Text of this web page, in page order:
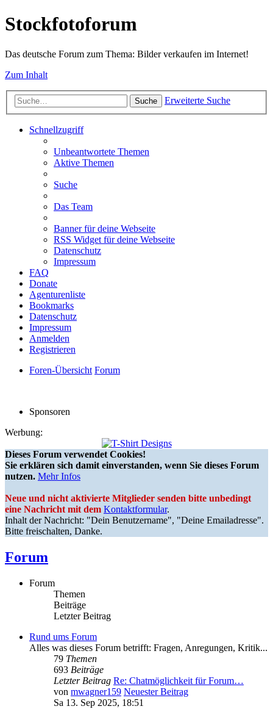
Stockfotoforum
Das deutsche Forum zum Thema: Bilder verkaufen im Internet!
Zum Inhalt
Suche Erweiterte Suche
Schnellzugriff
Unbeantwortete Themen
Aktive Themen
Suche
Das Team
Banner für deine Webseite
RSS Widget für deine Webseite
Datenschutz
Impressum
FAQ
Donate
Agenturenliste
Bookmarks
Datenschutz
Impressum
Anmelden
Registrieren
Foren-Übersicht Forum
Sponsoren
Werbung:
Dieses Forum verwendet Cookies!
Sie erklären sich damit einverstanden, wenn Sie dieses Forum
nutzen. Mehr Infos
Neue und nicht aktivierte Mitglieder senden bitte unbedingt
eine Nachricht mit dem Kontaktformular.
Inhalt der Nachricht: "Dein Benutzername", "Deine Emailadresse".
Bitte freischalten, Danke.
Forum
Forum
Themen
Beiträge
Letzter Beitrag
Rund ums Forum
Alles was dieses Forum betrifft: Fragen, Anregungen, Kritik...
79 Themen
693 Beiträge
Letzter Beitrag Re: Chatmöglichkeit für Forum…
von mwagner159 Neuester Beitrag
Sa 13. Sep 2025, 18:51